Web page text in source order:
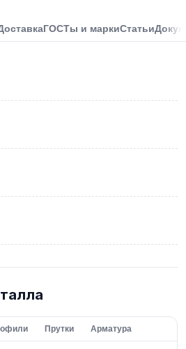
ГОСТы и маркиСтатьи
Прутки Арматура